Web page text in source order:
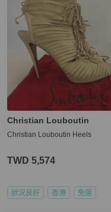
Christian Louboutin
Christian Louboutin Heels
TWD 5,574
狀況良好 香港 免運